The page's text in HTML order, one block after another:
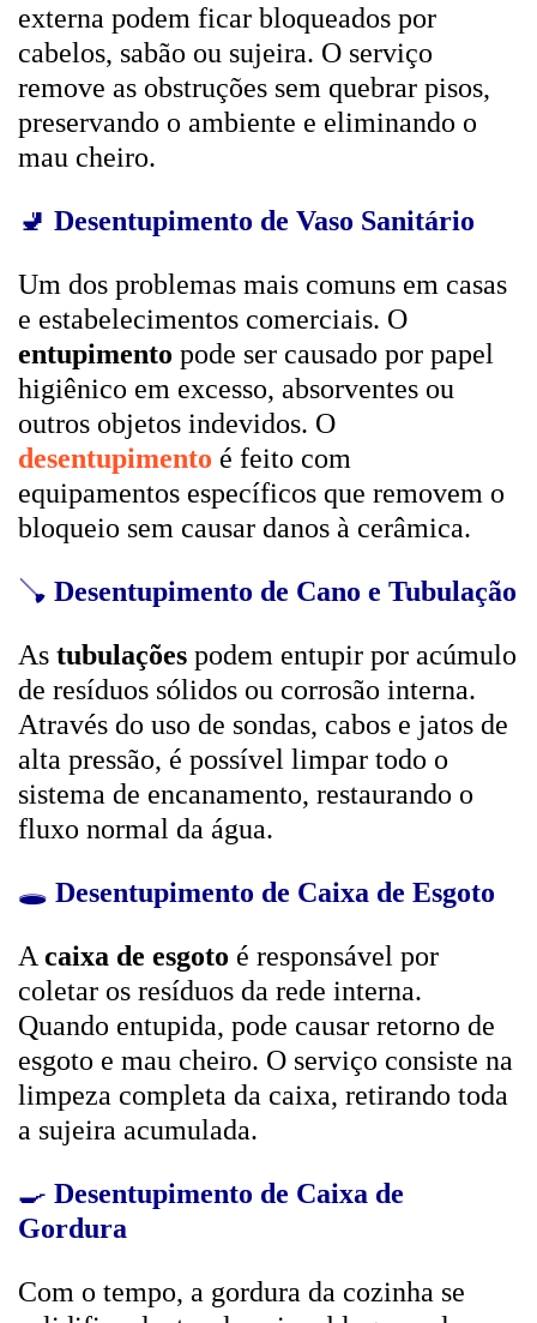
externa podem ficar bloqueados por
cabelos, sabão ou sujeira. O serviço
remove as obstruções sem quebrar pisos,
preservando o ambiente e eliminando o
mau cheiro.
🚽 Desentupimento de Vaso Sanitário
Um dos problemas mais comuns em casas
e estabelecimentos comerciais. O
entupimento pode ser causado por papel
higiênico em excesso, absorventes ou
outros objetos indevidos. O
desentupimento é feito com
equipamentos específicos que removem o
bloqueio sem causar danos à cerâmica.
🪠 Desentupimento de Cano e Tubulação
As tubulações podem entupir por acúmulo
de resíduos sólidos ou corrosão interna.
Através do uso de sondas, cabos e jatos de
alta pressão, é possível limpar todo o
sistema de encanamento, restaurando o
fluxo normal da água.
🕳️ Desentupimento de Caixa de Esgoto
A caixa de esgoto é responsável por
coletar os resíduos da rede interna.
Quando entupida, pode causar retorno de
esgoto e mau cheiro. O serviço consiste na
limpeza completa da caixa, retirando toda
a sujeira acumulada.
🍳 Desentupimento de Caixa de
Gordura
Com o tempo, a gordura da cozinha se